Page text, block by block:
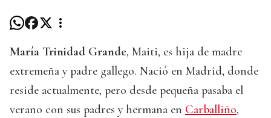
María Trinidad Grande, Maiti, es hija de madre
extremeña y padre gallego. Nació en Madrid, donde
reside actualmente, pero desde pequeña pasaba el
verano con sus padres y hermana en Carballiño,